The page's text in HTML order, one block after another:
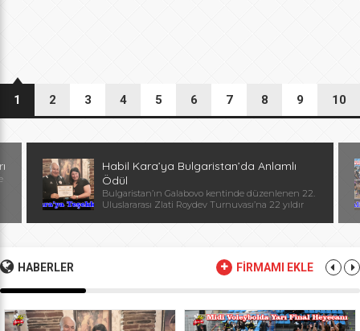
1 2 3 4 5 6 7 8 9 10
Habil Kara’ya Bulgaristan’da Anlamlı
Ödül
Bulgaristan’ın Galabovo kentinde düzenlenen 22.
Uluslararası Zlati Roydev Turnuvası’na 22 yıldır
Federasyonu Başkanı, Avrupa ve Dünya
Şampiyonu, olimpiyat ikincisi Stanka Zlateva
HABERLER FİRMAMI EKLE